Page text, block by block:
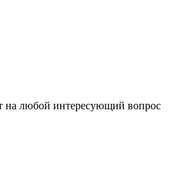
на любой интересующий вопрос